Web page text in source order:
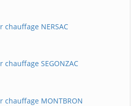
NERSAC
SEGONZAC
chauffage MONTBRON